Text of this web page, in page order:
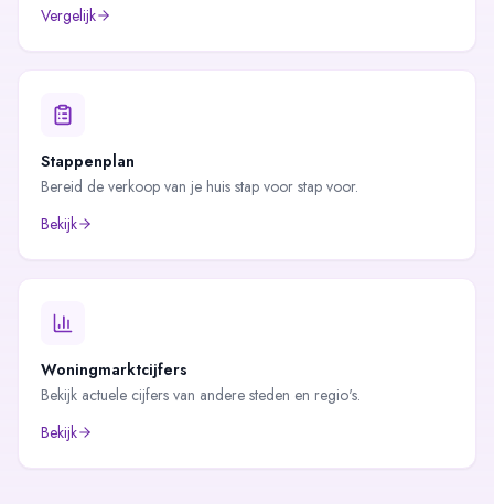
Vergelijk
Stappenplan
Bereid de verkoop van je huis stap voor stap voor.
Bekijk
Woningmarktcijfers
Bekijk actuele cijfers van andere steden en regio's.
Bekijk